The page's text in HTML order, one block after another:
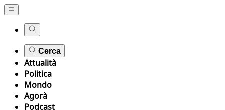
Cerca
Attualità
Politica
Mondo
Agorà
Podcast